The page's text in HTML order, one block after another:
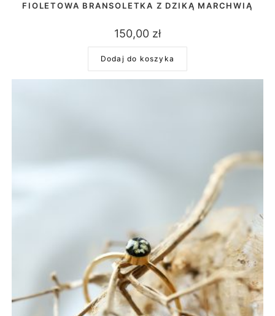
FIOLETOWA BRANSOLETKA Z DZIKĄ MARCHWIĄ
150,00 zł
Dodaj do koszyka